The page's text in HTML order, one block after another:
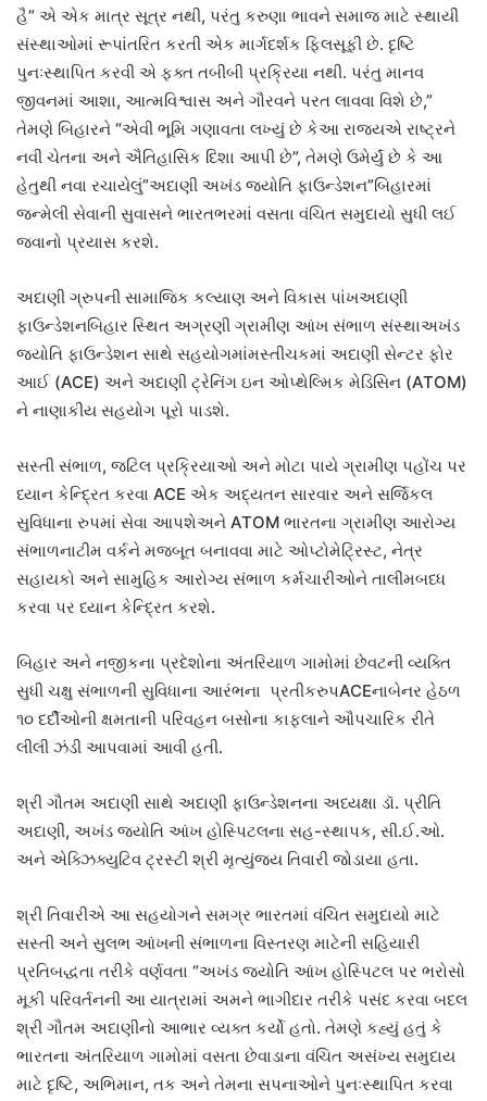
હૈ” એ એક માત્ર સૂત્ર નથી, પરંતુ કરુણા ભાવને સમાજ માટે સ્થાયી
સંસ્થાઓમાં રૂપાંતરિત કરતી એક માર્ગદર્શક ફિલસૂફી છે. દૃષ્ટિ
પુનઃસ્થાપિત કરવી એ ફક્ત તબીબી પ્રક્રિયા નથી. પરંતુ માનવ
જીવનમાં આશા, આત્મવિશ્વાસ અને ગૌરવને પરત લાવવા વિશે છે,”
તેમણે બિહારને “એવી ભૂમિ ગણાવતા લખ્યું છે કેઆ રાજ્યએ રાષ્ટ્રને
નવી ચેતના અને ઐતિહાસિક દિશા આપી છે”, તેમણે ઉમેર્યું છે કે આ
હેતુથી નવા રચાયેલું”અદાણી અખંડ જ્યોતિ ફાઉન્ડેશન”બિહારમાં
જન્મેલી સેવાની સુવાસને ભારતભરમાં વસતા વંચિત સમુદાયો સુધી લઈ
જવાનો પ્રયાસ કરશે.
અદાણી ગ્રુપની સામાજિક કલ્યાણ અને વિકાસ પાંખઅદાણી
ફાઉન્ડેશનબિહાર સ્થિત અગ્રણી ગ્રામીણ આંખ સંભાળ સંસ્થાઅખંડ
જ્યોતિ ફાઉન્ડેશન સાથે સહયોગમાંમસ્તીચકમાં અદાણી સેન્ટર ફોર
આઈ (ACE) અને અદાણી ટ્રેનિંગ ઇન ઓપ્થેલ્મિક મેડિસિન (ATOM)
ને નાણાકીય સહયોગ પૂરો પાડશે.
સસ્તી સંભાળ, જટિલ પ્રક્રિયાઓ અને મોટા પાયે ગ્રામીણ પહોંચ પર
ધ્યાન કેન્દ્રિત કરવા ACE એક અદ્યતન સારવાર અને સર્જિકલ
સુવિધાના રુપમાં સેવા આપશેઅને ATOM ભારતના ગ્રામીણ આરોગ્ય
સંભાળનાટીમ વર્કને મજબૂત બનાવવા માટે ઓપ્ટોમેટ્રિસ્ટ, નેત્ર
સહાયકો અને સામુહિક આરોગ્ય સંભાળ કર્મચારીઓને તાલીમબધ્ધ
કરવા પર ધ્યાન કેન્દ્રિત કરશે.
બિહાર અને નજીકના પ્રદેશોના અંતરિયાળ ગામોમાં છેવટની વ્યક્તિ
સુધી ચક્ષુ સંભાળની સુવિધાના આરંભના પ્રતીકરુપACEનાબેનર હેઠળ
૧૦ દર્દીઓની ક્ષમતાની પરિવહન બસોના કાફલાને ઔપચારિક રીતે
લીલી ઝંડી આપવામાં આવી હતી.
શ્રી ગૌતમ અદાણી સાથે અદાણી ફાઉન્ડેશનના અધ્યક્ષા ડૉ. પ્રીતિ
અદાણી, અખંડ જ્યોતિ આંખ હોસ્પિટલના સહ-સ્થાપક, સી.ઈ.ઓ.
અને એક્ઝિક્યુટિવ ટ્રસ્ટી શ્રી મૃત્યુંજય તિવારી જોડાયા હતા.
શ્રી તિવારીએ આ સહયોગને સમગ્ર ભારતમાં વંચિત સમુદાયો માટે
સસ્તી અને સુલભ આંખની સંભાળના વિસ્તરણ માટેની સહિયારી
પ્રતિબદ્ધતા તરીકે વર્ણવતા “અખંડ જ્યોતિ આંખ હોસ્પિટલ પર ભરોસો
મૂકી પરિવર્તનની આ યાત્રામાં અમને ભાગીદાર તરીકે પસંદ કરવા બદલ
શ્રી ગૌતમ અદાણીનો આભાર વ્યક્ત કર્યો હતો. તેમણે કહ્યું હતું કે
ભારતના અંતરિયાળ ગામોમાં વસતા છેવાડાના વંચિત અસંખ્ય સમુદાય
માટે દૃષ્ટિ, અભિમાન, તક અને તેમના સપનાઓને પુનઃસ્થાપિત કરવા